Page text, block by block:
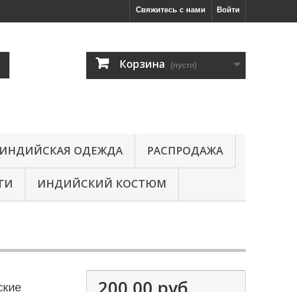
Войти
Свяжитесь с нами
Корзина (пусто)
ОДЕЖДА РАСПРОДАЖА
ИНДИЙСКИЙ КОСТЮМ